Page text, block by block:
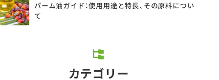
パーム油ガイド：使用用途と特長、その原料につい
て
カテゴリー